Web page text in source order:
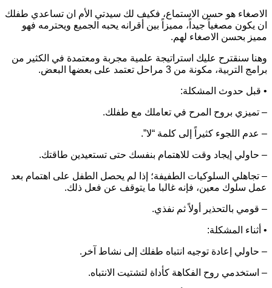
هو حسن الاستماع، فكيف لك سيدتي الأم ان تساعدي طفلك
يكون مصغياً جيداً، مميزاً بين أقرانه يحبه الجميع ويحترمه فهو
بحسن الاصغاء لهم.
سنقترح عليك استراتيجة علمية مجربة ومعتمدة في الكثير من
التربية، مكونة من 3 مراحل تعتمد على بعضها البعض.
قبل حدوث المشكلة:
تميزي بروح المرح في تعاملك مع طفلك.
عدم اللجوء كثيراً إلى كلمة “لا”.
حاولي إيجاد وقت للاهتمام بنفسك حتى تستعيدين طاقتك.
تجاهلي السلوكيات الطفيفة؛ إذا لم يحصل الطفل على اهتمام بعد
سلوك معين، فإنه غالبا ما يتوقف عن فعل ذلك.
قومي بالتحذير أولاً ثم نفذي.
أثناء المشكلة:
حاولي إعادة توجيه انتباه طفلك إلى نشاط آخر.
استخدمي روح الفكاهة كأداة لتشتيت الانتباه.